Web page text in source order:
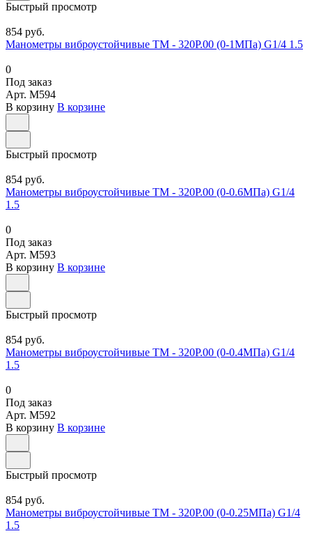
Быстрый просмотр
854 руб.
Манометры виброустойчивые ТМ - 320Р.00 (0-1МПа) G1/4 1.5
0
Под заказ
Арт. M594
В корзину В корзине
Быстрый просмотр
854 руб.
Манометры виброустойчивые ТМ - 320Р.00 (0-0.6МПа) G1/4
1.5
0
Под заказ
Арт. M593
В корзину В корзине
Быстрый просмотр
854 руб.
Манометры виброустойчивые ТМ - 320Р.00 (0-0.4МПа) G1/4
1.5
0
Под заказ
Арт. M592
В корзину В корзине
Быстрый просмотр
854 руб.
Манометры виброустойчивые ТМ - 320Р.00 (0-0.25МПа) G1/4
1.5